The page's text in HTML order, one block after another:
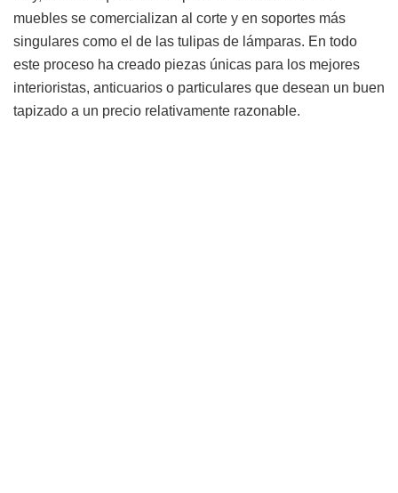
muebles se comercializan al corte y en soportes más
singulares como el de las tulipas de lámparas. En todo
este proceso ha creado piezas únicas para los mejores
interioristas, anticuarios o particulares que desean un buen
tapizado a un precio relativamente razonable.